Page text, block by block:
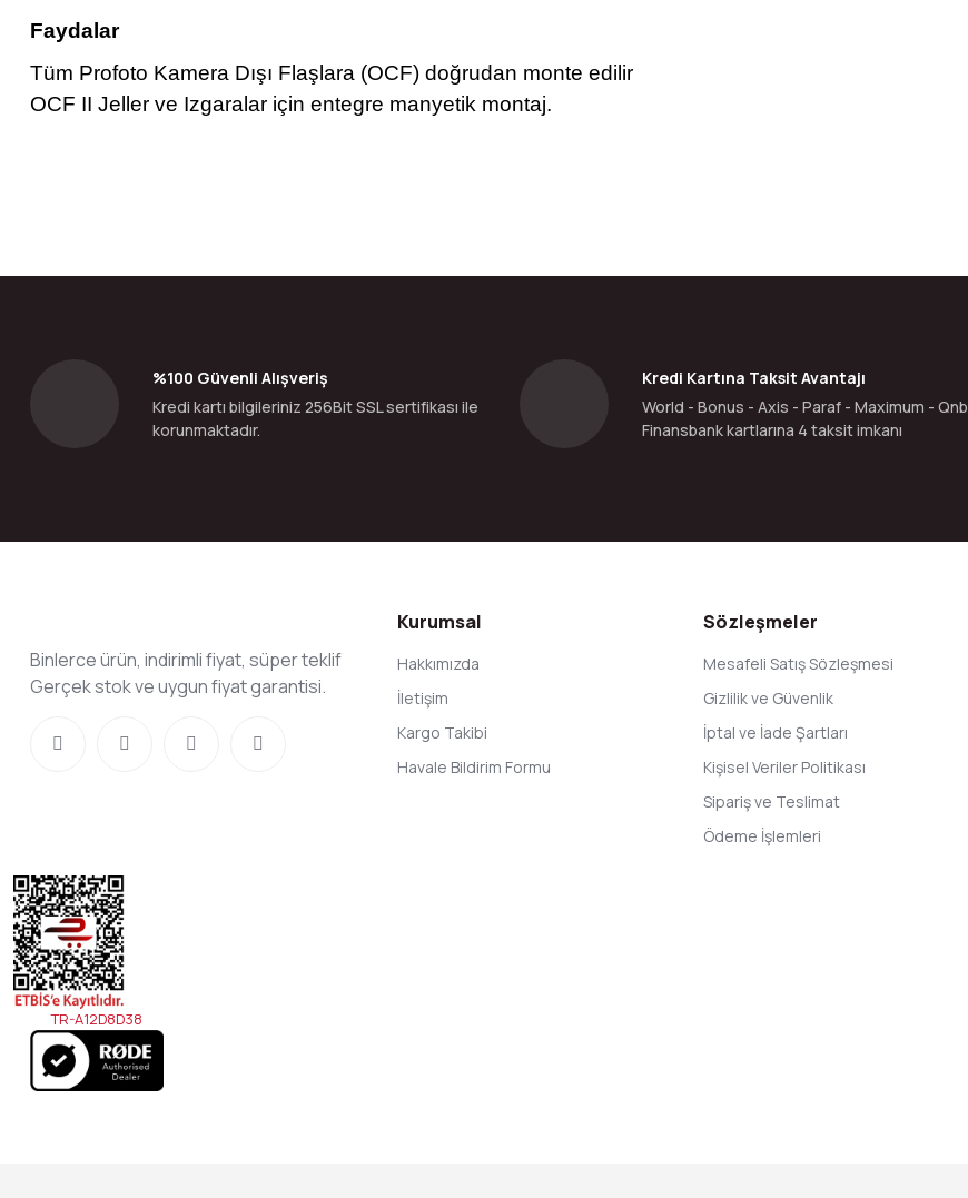
Faydalar
Tüm Profoto Kamera Dışı Flaşlara (OCF) doğrudan monte edilir
OCF II Jeller ve Izgaralar için entegre manyetik montaj.
Ürün fiyatı diğer sitelerden daha pahalı.
Bu ürüne benzer farklı alternatifler olmalı.
%100 Güvenli Alışveriş
Kredi kartı bilgileriniz 256Bit SSL sertifikası ile
korunmaktadır.
Kredi Kartına Taksit Avantajı
World - Bonus - Axis - Paraf - Maximum - Qnb
Finansbank kartlarına 4 taksit imkanı
Binlerce ürün, indirimli fiyat, süper teklif
Gerçek stok ve uygun fiyat garantisi.
Kurumsal
Hakkımızda
İletişim
Kargo Takibi
Havale Bildirim Formu
Sözleşmeler
Mesafeli Satış Sözleşmesi
Gizlilik ve Güvenlik
İptal ve İade Şartları
Kişisel Veriler Politikası
Sipariş ve Teslimat
Ödeme İşlemleri
TR-A12D8D38